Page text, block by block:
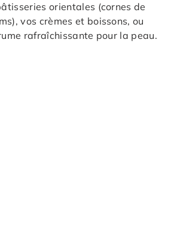
orientales (cornes de
vos crèmes et boissons, ou
rafraîchissante pour la peau.